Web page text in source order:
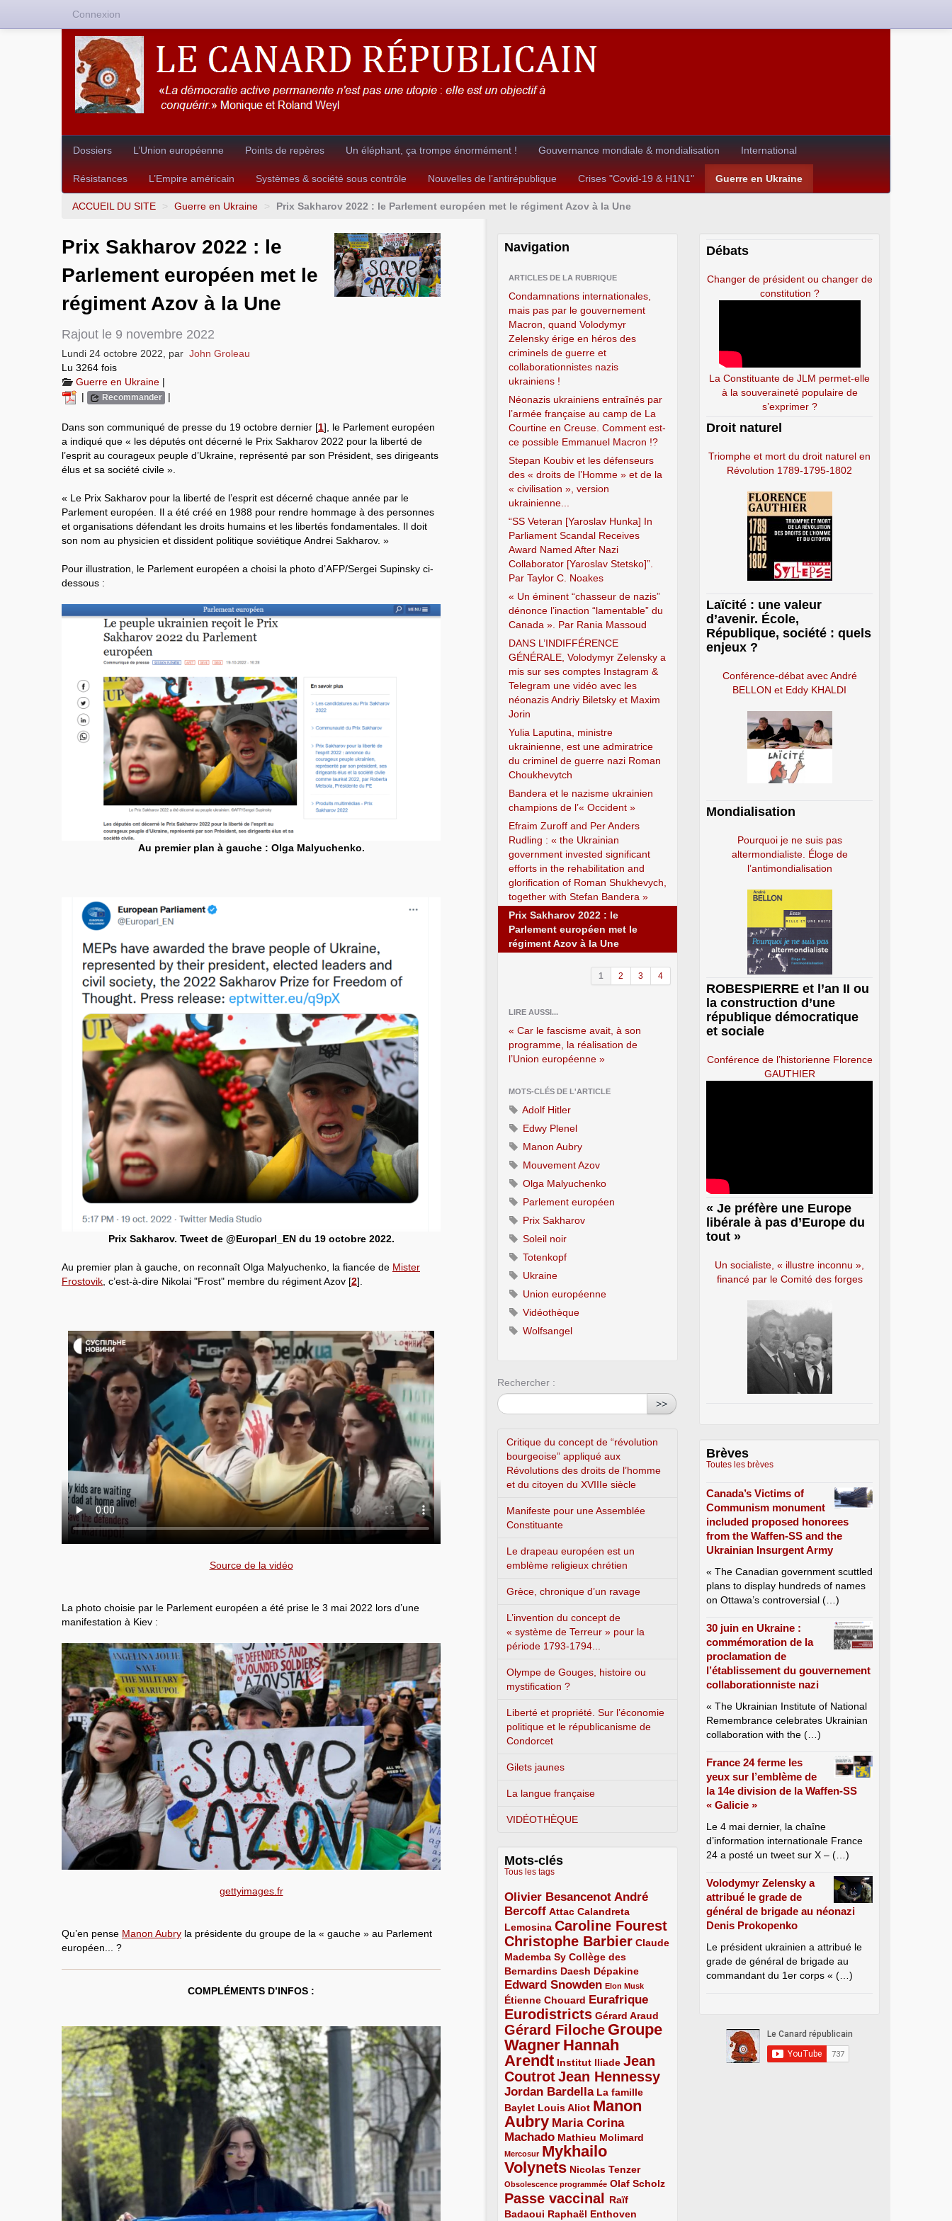
Dossiers L’Union européenne Points de repères Un éléphant, ça trompe énormément ! Gouvernance mondiale & mondialisation International
Résistances L’Empire américain Systèmes & société sous contrôle Nouvelles de l’antirépublique Crises "Covid-19 & H1N1" Guerre en Ukraine
ACCUEIL DU SITE > Guerre en Ukraine > Prix Sakharov 2022 : le Parlement européen met le régiment Azov à la Une
Prix Sakharov 2022 : le
Parlement européen met le
régiment Azov à la Une
Rajout le 9 novembre 2022
Lundi 24 octobre 2022 par John Groleau
Lu 3264 fois
Guerre en Ukraine |
|
Recommander |
Dans son communiqué de presse du 19 octobre dernier [1] , le Parlement européen
a indiqué que « les députés ont décerné le Prix Sakharov 2022 pour la liberté de
l’esprit au courageux peuple d’Ukraine, représenté par son Président, ses dirigeants
élus et sa société civile ».
« Le Prix Sakharov pour la liberté de l’esprit est décerné chaque année par le
Parlement européen. Il a été créé en 1988 pour rendre hommage à des personnes
et organisations défendant les droits humains et les libertés fondamentales. Il doit
son nom au physicien et dissident politique soviétique Andrei Sakharov. »
Pour illustration, le Parlement européen a choisi la photo d’AFP/Sergei Supinsky ci-
dessous :
Au premier plan à gauche : Olga Malyuchenko.
Prix Sakharov. Tweet de @Europarl_EN du 19 octobre 2022.
Au premier plan à gauche, on reconnaît Olga Malyuchenko, la fiancée de Mister
Frostovik , c’est-à-dire Nikolai "Frost" membre du régiment Azov [2]
Source de la vidéo
La photo choisie par le Parlement européen a été prise le 3 mai 2022 lors d’une
manifestation à Kiev :
gettyimages.fr
Qu’en pense Manon Aubry la présidente du groupe de la « gauche » au Parlement
européen... ?
COMPLÉMENTS D’INFOS :
Navigation
ARTICLES DE LA RUBRIQUE
Condamnations internationales,
mais pas par le gouvernement
Macron, quand Volodymyr
Zelensky érige en héros des
criminels de guerre et
collaborationnistes nazis
ukrainiens !
Néonazis ukrainiens entraînés par
l’armée française au camp de La
Courtine en Creuse. Comment est-
ce possible Emmanuel Macron !?
Stepan Koubiv et les défenseurs
des « droits de l’Homme » et de la
« civilisation », version
ukrainienne...
“SS Veteran [Yaroslav Hunka] In
Parliament Scandal Receives
Award Named After Nazi
Collaborator [Yaroslav Stetsko]”.
Par Taylor C. Noakes
« Un éminent “chasseur de nazis”
dénonce l’inaction “lamentable” du
Canada ». Par Rania Massoud
DANS L’INDIFFÉRENCE
GÉNÉRALE, Volodymyr Zelensky a
mis sur ses comptes Instagram &
Telegram une vidéo avec les
néonazis Andriy Biletsky et Maxim
Jorin
Yulia Laputina, ministre
ukrainienne, est une admiratrice
du criminel de guerre nazi Roman
Choukhevytch
Bandera et le nazisme ukrainien
champions de l’« Occident »
Efraim Zuroff and Per Anders
Rudling : « the Ukrainian
government invested significant
efforts in the rehabilitation and
glorification of Roman Shukhevych,
together with Stefan Bandera »
Prix Sakharov 2022 : le
Parlement européen met le
régiment Azov à la Une
1 2 3 4
LIRE AUSSI...
« Car le fascisme avait, à son
programme, la réalisation de
l’Union européenne »
MOTS-CLÉS DE L'ARTICLE
Adolf Hitler
Edwy Plenel
Manon Aubry
Mouvement Azov
Olga Malyuchenko
Parlement européen
Prix Sakharov
Soleil noir
Totenkopf
Ukraine
Union européenne
Vidéothèque
Wolfsangel
Rechercher :
>>
Critique du concept de “révolution
bourgeoise” appliqué aux
Révolutions des droits de l’homme
et du citoyen du XVIIIe siècle
Manifeste pour une Assemblée
Constituante
Le drapeau européen est un
emblème religieux chrétien
Grèce, chronique d’un ravage
L’invention du concept de
« système de Terreur » pour la
période 1793-1794...
Olympe de Gouges, histoire ou
mystification ?
Liberté et propriété. Sur l’économie
politique et le républicanisme de
Condorcet
Gilets jaunes
La langue française
VIDÉOTHÈQUE
Mots-clés
Tous les tags
Olivier Besancenot
3/5
André
Bercoff
3/5 Attac
2/5
Calandreta
Lemosina
2/5 Caroline Fourest
4/5
Christophe Barbier
4/5
Claude
Mademba Sy
2/5
Collège des
Bernardins
2/5 Daesh
2/5 Dépakine
2/5
Edward Snowden
3/5 Elon Musk
1/5
Étienne Chouard
2/5 Eurafrique
3/5
Eurodistricts
4/5 Gérard Araud
2/5
Gérard Filoche
4/5
Groupe
Wagner
5/5
Hannah
Arendt
5/5 Institut Iliade
2/5
Jean
Coutrot
4/5 Jean Hennessy
4/5
Jordan Bardella
3/5
La famille
Baylet
2/5 Louis Aliot
2/5
Manon
Aubry
5/5
Maria Corina
Machado
3/5 Mathieu Molimard
2/5
Mercosur
1/5
Mykhailo
Volynets
5/5 Nicolas Tenzer
2/5
Obsolescence programmée
1/5 Olaf Scholz
2/5
Passe vaccinal
4/5
Raïf
Badaoui
2/5 Raphaël Enthoven
2/5
Débats
Changer de président ou changer de
constitution ?
La Constituante de JLM permet-elle
à la souveraineté populaire de
s’exprimer ?
Droit naturel
Triomphe et mort du droit naturel en
Révolution 1789-1795-1802
Laïcité : une valeur
d’avenir. École,
République, société : quels
enjeux ?
Conférence-débat avec André
BELLON et Eddy KHALDI
Mondialisation
Pourquoi je ne suis pas
altermondialiste. Éloge de
l’antimondialisation
ROBESPIERRE et l’an II ou
la construction d’une
république démocratique
et sociale
Conférence de l’historienne Florence
GAUTHIER
« Je préfère une Europe
libérale à pas d’Europe du
tout »
Un socialiste, « illustre inconnu »,
financé par le Comité des forges
Brèves
Toutes les brèves
Canada’s Victims of
Communism monument
included proposed honorees
from the Waffen-SS and the
Ukrainian Insurgent Army
« The Canadian government scuttled
plans to display hundreds of names
on Ottawa’s controversial (…)
30 juin en Ukraine :
commémoration de la
proclamation de
l’établissement du gouvernement
collaborationniste nazi
« The Ukrainian Institute of National
Remembrance celebrates Ukrainian
collaboration with the (…)
France 24 ferme les
yeux sur l’emblème de
la 14e division de la Waffen-SS
« Galicie »
Le 4 mai dernier, la chaîne
d’information internationale France
24 a posté un tweet sur X – (…)
Volodymyr Zelensky a
attribué le grade de
général de brigade au néonazi
Denis Prokopenko
Le président ukrainien a attribué le
grade de général de brigade au
commandant du 1er corps « (…)
Connexion